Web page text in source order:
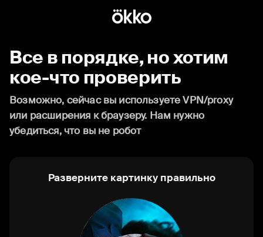
Все в порядке, но хотим
кое-что проверить
Возможно, сейчас вы используете VPN/proxy
или расширения к браузеру. Нам нужно
убедиться, что вы не робот
Разверните картинку правильно